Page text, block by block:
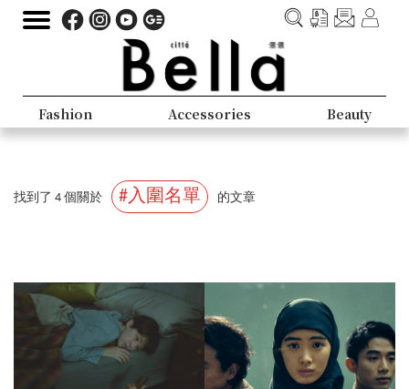
Fashion Accessories Beauty
找到了 4 個關於 #入圍名單 的文章